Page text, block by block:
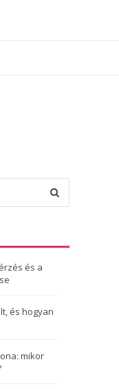
és a
és hogyan
mikor